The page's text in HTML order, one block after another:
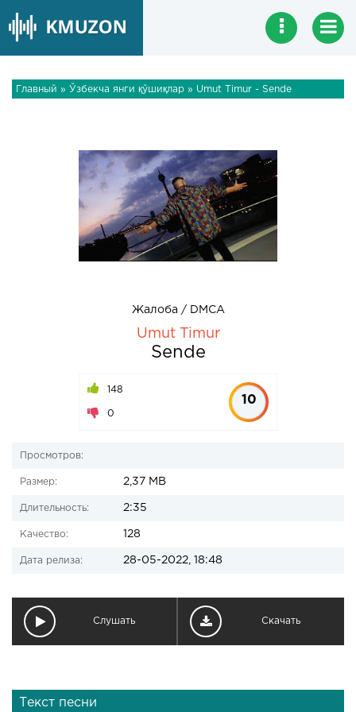
Главный » Ўзбекча янги қўшиқлар » Umut Timur - Sende
Жалоба / DMCA
Umut Timur
Sende
148
0
10
Просмотров:
Размер: 2,37 MB
Длительность: 2:35
Качество: 128
Дата релиза: 28-05-2022, 18:48
Слушать Скачать
Текст песни